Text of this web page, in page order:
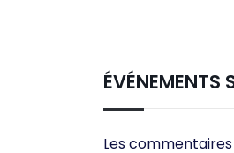
ÉVÉNEMENTS
Les